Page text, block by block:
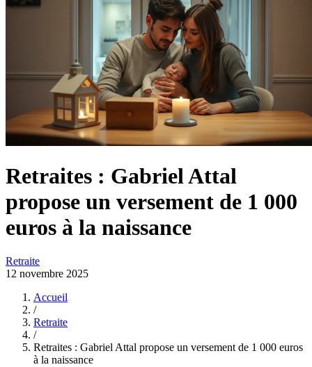
Retraites : Gabriel Attal
propose un versement de 1 000
euros à la naissance
Retraite
12 novembre 2025
Accueil
/
Retraite
/
Retraites : Gabriel Attal propose un versement de 1 000 euros
à la naissance